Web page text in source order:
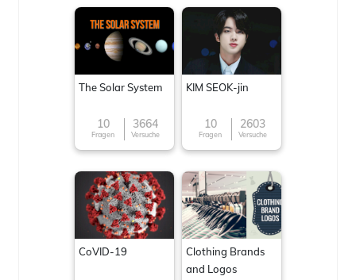
The Solar System
10
Fragen
3664
Versuche
KIM SEOK-jin
10
Fragen
2603
Versuche
CoVID-19
Clothing Brands
and Logos